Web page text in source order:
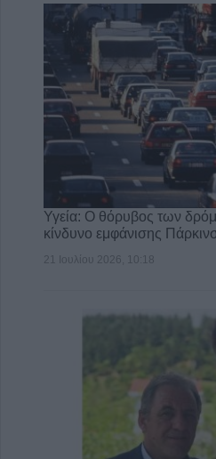
Υγεία: Ο θόρυβος των
κίνδυνο εμφάνισης
21 Ιουλίου 2026, 10:18